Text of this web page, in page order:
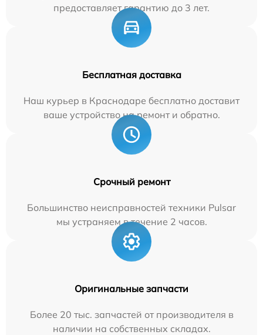
предоставляет гарантию до 3 лет.
Бесплатная доставка
Наш курьер в Краснодаре бесплатно доставит
ваше устройство на ремонт и обратно.
Срочный ремонт
Большинство неисправностей техники Pulsar
мы устраняем в течение 2 часов.
Оригинальные запчасти
Более 20 тыс. запчастей от производителя в
наличии на собственных складах.